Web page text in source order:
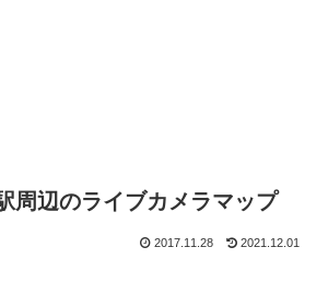
周辺のライブカメラマップ
2017.11.28 2021.12.01